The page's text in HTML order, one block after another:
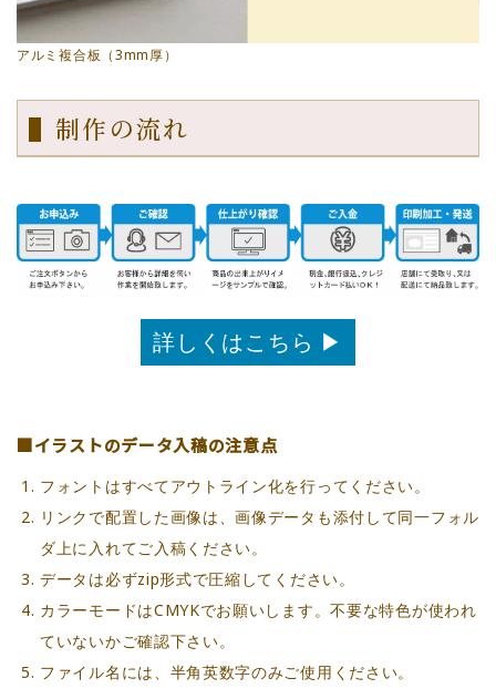
アルミ複合板（3mm厚）
▌制作の流れ
詳しくはこちら ▶
■イラストのデータ入稿の注意点
フォントはすべてアウトライン化を行ってください。
リンクで配置した画像は、画像データも添付して同一フォル
ダ上に入れてご入稿ください。
データは必ずzip形式で圧縮してください。
カラーモードはCMYKでお願いします。不要な特色が使われ
ていないかご確認下さい。
ファイル名には、半角英数字のみご使用ください。